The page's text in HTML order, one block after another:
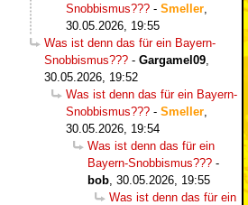
Snobbismus??? - Smeller
30.05.2026, 19:55
Was ist denn das für ein Bayern-
Snobbismus??? - Gargamel09
30.05.2026, 19:52
Was ist denn das für ein Bayern-
Snobbismus??? - Smeller
30.05.2026, 19:54
Was ist denn das für ein
Bayern-Snobbismus??? -
bob 30.05.2026, 19:55
Was ist denn das für ein